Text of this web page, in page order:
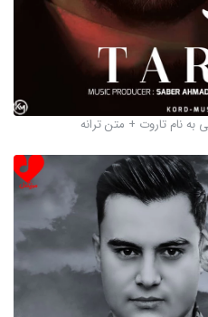
به نام تاروت + متن ترانه